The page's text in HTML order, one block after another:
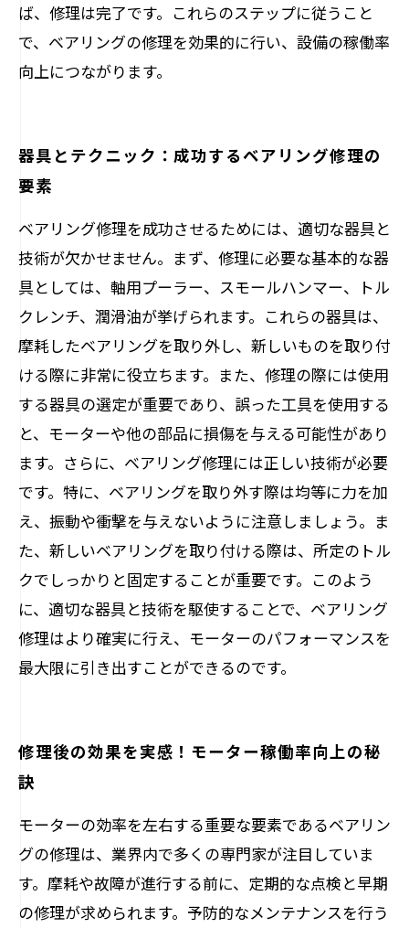
ば、修理は完了です。これらのステップに従うこと
で、ベアリングの修理を効果的に行い、設備の稼働率
向上につながります。
器具とテクニック：成功するベアリング修理の
要素
ベアリング修理を成功させるためには、適切な器具と
技術が欠かせません。まず、修理に必要な基本的な器
具としては、軸用プーラー、スモールハンマー、トル
クレンチ、潤滑油が挙げられます。これらの器具は、
摩耗したベアリングを取り外し、新しいものを取り付
ける際に非常に役立ちます。また、修理の際には使用
する器具の選定が重要であり、誤った工具を使用する
と、モーターや他の部品に損傷を与える可能性があり
ます。さらに、ベアリング修理には正しい技術が必要
です。特に、ベアリングを取り外す際は均等に力を加
え、振動や衝撃を与えないように注意しましょう。ま
た、新しいベアリングを取り付ける際は、所定のトル
クでしっかりと固定することが重要です。このよう
に、適切な器具と技術を駆使することで、ベアリング
修理はより確実に行え、モーターのパフォーマンスを
最大限に引き出すことができるのです。
修理後の効果を実感！モーター稼働率向上の秘
訣
モーターの効率を左右する重要な要素であるベアリン
グの修理は、業界内で多くの専門家が注目していま
す。摩耗や故障が進行する前に、定期的な点検と早期
の修理が求められます。予防的なメンテナンスを行う